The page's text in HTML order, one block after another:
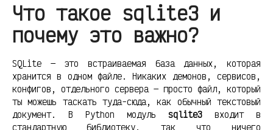
Что такое sqlite3 и
почему это важно?
SQLite — это встраиваемая база данных, которая
хранится в одном файле. Никаких демонов, сервисов,
конфигов, отдельного сервера — просто файл, который
ты можешь таскать туда-сюда, как обычный текстовый
документ. В Python модуль sqlite3 входит в
стандартную библиотеку, так что ничего